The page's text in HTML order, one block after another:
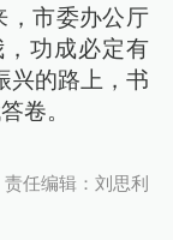
，市委办公厅
功成必定有
兴的路上，书
卷。
责任编辑：刘思利